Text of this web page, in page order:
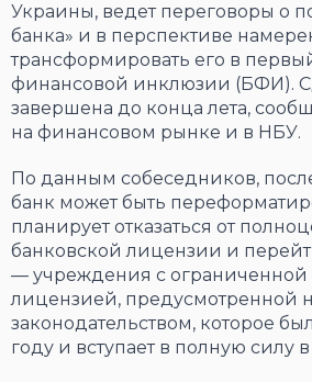
Украины, ведет переговоры о
банка» и в перспективе
трансформировать его в
финансовой инклюзии (БФИ).
завершена до конца лета,
на финансовом рынке и в НБУ.
По данным собеседников,
банк может быть
планирует отказаться от
банковской лицензии и
— учреждения с ограниченной
лицензией, предусмотренной
законодательством, которое
году и вступает в полную силу